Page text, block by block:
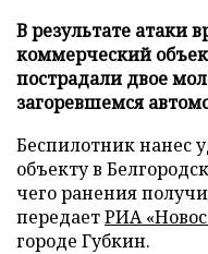
В результате атаки
коммерческий
пострадали двое
загоревшемся
Беспилотник нанес
объекту в
чего ранения
передаетРИА
городе Губкин.